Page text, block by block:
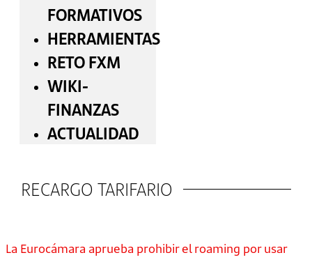
FORMATIVOS
HERRAMIENTAS
RETO FXM
WIKI-
FINANZAS
ACTUALIDAD
RECARGO TARIFARIO
La Eurocámara aprueba prohibir el roaming por usar